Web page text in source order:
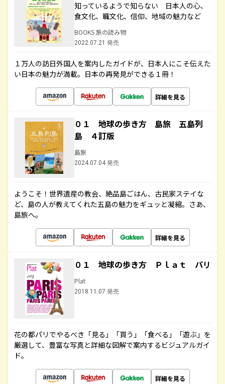
知っているようで知らない 日本人の心、
食文化、職文化、信仰、地域の魅力など
BOOKS 旅の読み物
2022.07.21 発売
１万人の訪日外国人を案内したガイドが、日本人にこそ伝えた
い日本の魅力が満載。日本の再発見ができる１冊！
詳細を見る
０１ 地球の歩き方 島旅 五島列
島 ４訂版
島旅
2024.07.04 発売
ようこそ！世界遺産の教会、絶品島ごはん、古民家ステイな
ど、島の人が教えてくれた五島の魅力をギュッと凝縮。さあ、
島旅へ。
詳細を見る
０１ 地球の歩き方 Ｐｌａｔ パリ
Plat
2018.11.07 発売
花の都パリでやるべき「見る」「買う」「食べる」「遊ぶ」を
厳選して、豊富な写真と詳細な図解で案内するビジュアルガイ
ド。
詳細を見る